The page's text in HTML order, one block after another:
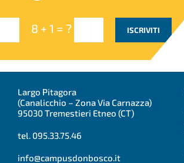
8 + 1 = ? ISCRIVITI
Largo Pitagora
(Canalicchio – Zona Via Carnazza)
95030 Tremestieri Etneo (CT)
tel. 095.33.75.46
info@campusdonbosco.it